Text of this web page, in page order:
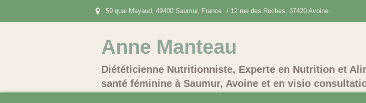
59 quai Mayaud, 49400 Saumur, France / 12 rue des Roches, 37420 Avoine
Anne Manteau
Diététicienne Nutritionniste, Experte en Nutrition et
santé féminine à Saumur, Avoine et en visio